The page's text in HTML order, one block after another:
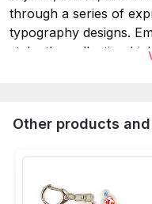
through a series of
typography designs.
style, the collection
trope of the "Ninja"
Other products